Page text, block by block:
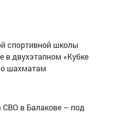
спортивной школы
в двухэтапном «Кубке
шахматам
СВО в Балакове – под